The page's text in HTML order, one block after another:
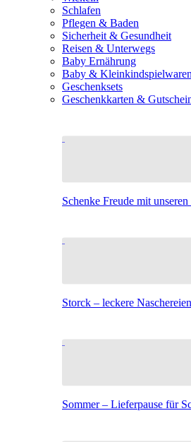
Schlafen
Pflegen & Baden
Sicherheit & Gesundheit
Reisen & Unterwegs
Baby Ernährung
Baby & Kleinkindspielwaren
Geschenksets
Geschenkkarten &
Schenke Freude mit unseren
Storck – leckere Naschereien
Sommer – Lieferpause für